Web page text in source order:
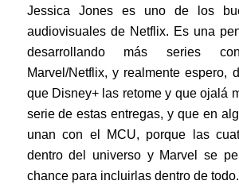
Jessica Jones es uno de los
audiovisuales de Netflix. Es una
desarrollando más series
Marvel/Netflix, y realmente espero,
que Disney+ las retome y que ojalá
serie de estas entregas, y que en
unan con el MCU, porque las
dentro del universo y Marvel se
chance para incluirlas dentro de todo.